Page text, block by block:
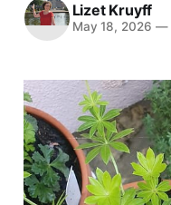
Lizet Kruyff
May 18, 2026 —